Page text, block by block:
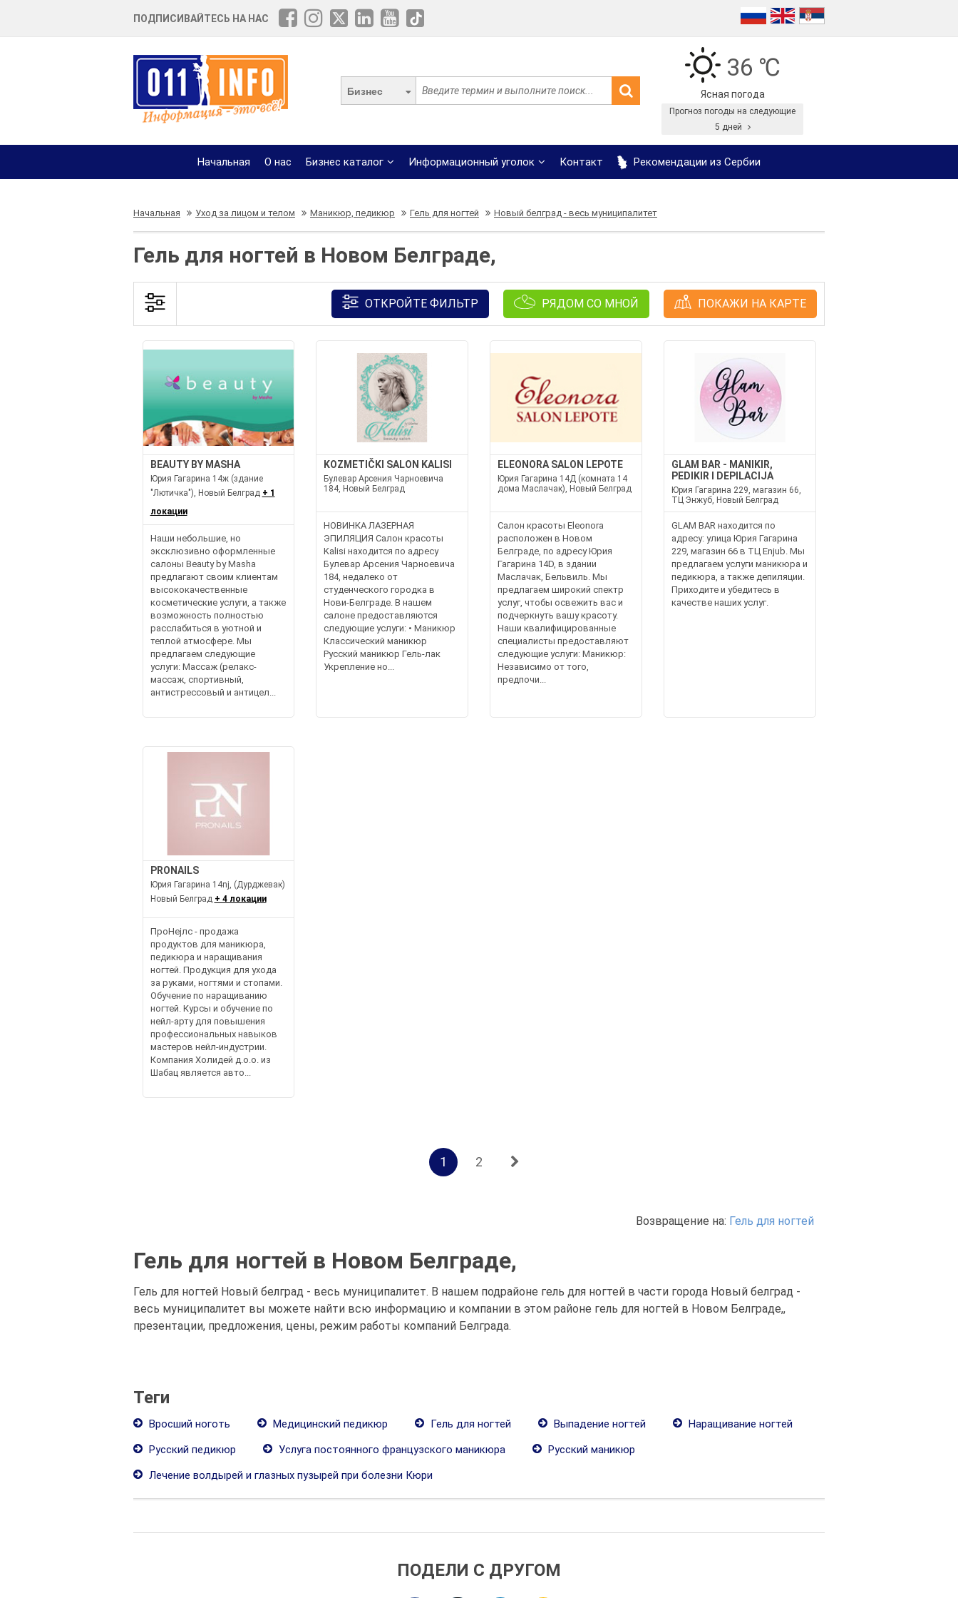
ПОДПИСИВАЙТЕСЬ НА НАС
Бизнес
36 ℃
Ясная погода
Прогноз погоды на следующие
5 дней
Начальная О нас Бизнес каталог Информационный уголок Контакт Рекомендации из Сербии
Начальная Уход за лицом и телом Маникюр, педикюр Гель для ногтей Новый белград - весь муниципалитет
Гель для ногтей в Новом Белграде,
ОТКРОЙТЕ ФИЛЬТР РЯДОМ СО МНОЙ ПОКАЖИ НА КАРТЕ
BEAUTY BY MASHA
Юрия Гагарина 14ж (здание
"Лютичка"), Новый Белград + 1
локации
Наши небольшие, но
эксклюзивно оформленные
салоны Beauty by Masha
предлагают своим клиентам
высококачественные
косметические услуги, а также
возможность полностью
расслабиться в уютной и
теплой атмосфере. Мы
предлагаем следующие
услуги: Массаж (релакс-
массаж, спортивный,
антистрессовый и антицел...
KOZMETIČKI SALON KALISI
Булевар Арсения Чарноевича
184, Новый Белград
НОВИНКА ЛАЗЕРНАЯ
ЭПИЛЯЦИЯ Салон красоты
Kalisi находится по адресу
Булевар Арсения Чарноевича
184, недалеко от
студенческого городка в
Нови-Белграде. В нашем
салоне предоставляются
следующие услуги: • Маникюр
Классический маникюр
Русский маникюр Гель-лак
Укрепление но...
ELEONORA SALON LEPOTE
Юрия Гагарина 14Д (комната 14
дома Маслачак), Новый Белград
Салон красоты Eleonora
расположен в Новом
Белграде, по адресу Юрия
Гагарина 14D, в здании
Маслачак, Бельвиль. Мы
предлагаем широкий спектр
услуг, чтобы освежить вас и
подчеркнуть вашу красоту.
Наши квалифицированные
специалисты предоставляют
следующие услуги: Маникюр:
Независимо от того,
предпочи...
GLAM BAR - MANIKIR,
PEDIKIR I DEPILACIJA
Юрия Гагарина 229, магазин 66,
ТЦ Энжуб, Новый Белград
GLAM BAR находится по
адресу: улица Юрия Гагарина
229, магазин 66 в ТЦ Enjub. Мы
предлагаем услуги маникюра и
педикюра, а также депиляции.
Приходите и убедитесь в
качестве наших услуг.
PRONAILS
Юрия Гагарина 14nj, (Дурджевак)
Новый Белград + 4 локации
ПроНејлс - продажа
продуктов для маникюра,
педикюра и наращивания
ногтей. Продукция для ухода
за руками, ногтями и стопами.
Обучение по наращиванию
ногтей. Курсы и обучение по
нейл-арту для повышения
профессиональных навыков
мастеров нейл-индустрии.
Компания Холидей д.о.о. из
Шабац является авто...
1 2
Возвращение на: Гель для ногтей
Гель для ногтей в Новом Белграде,
Гель для ногтей Новый белград - весь муниципалитет. В нашем подрайоне гель для ногтей в части города Новый белград -
весь муниципалитет вы можете найти всю информацию и компании в этом районе гель для ногтей в Новом Белграде,,
презентации, предложения, цены, режим работы компаний Белграда.
Теги
Вросший ноготь Медицинский педикюр Гель для ногтей Выпадение ногтей
Наращивание ногтей
Русский педикюр
Услуга постоянного французского маникюра
Русский маникюр
Лечение волдырей и глазных пузырей при болезни Кюри
ПОДЕЛИ С ДРУГОМ